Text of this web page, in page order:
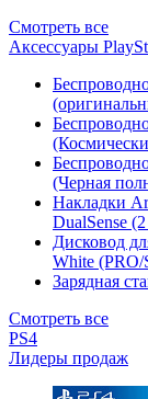
Смотреть все
Аксессуары
(Черная
Накладки
DualSense
Дисковод
White
Зарядная
Смотреть все
PS4
Лидеры продаж